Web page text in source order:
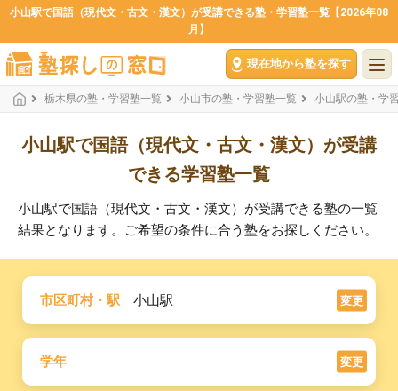
小山駅で国語（現代文・古文・漢文）が受講できる塾・学習塾一覧【2026年08
月】
現在地から塾を探す
栃木県の塾・学習塾一覧 小山市の塾・学習塾一覧 小山駅の塾・学
小山駅で国語（現代文・古文・漢文）が受講
できる学習塾一覧
小山駅で国語（現代文・古文・漢文）が受講できる塾の一覧
結果となります。ご希望の条件に合う塾をお探しください。
市区町村・駅 小山駅 変更
学年 変更